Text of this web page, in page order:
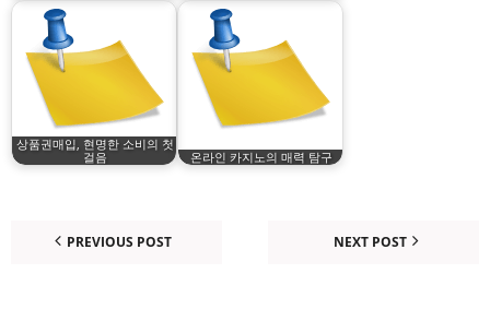
상품권매입, 현명한 소비의 첫
걸음
온라인 카지노의 매력 탐구
PREVIOUS POST NEXT POST